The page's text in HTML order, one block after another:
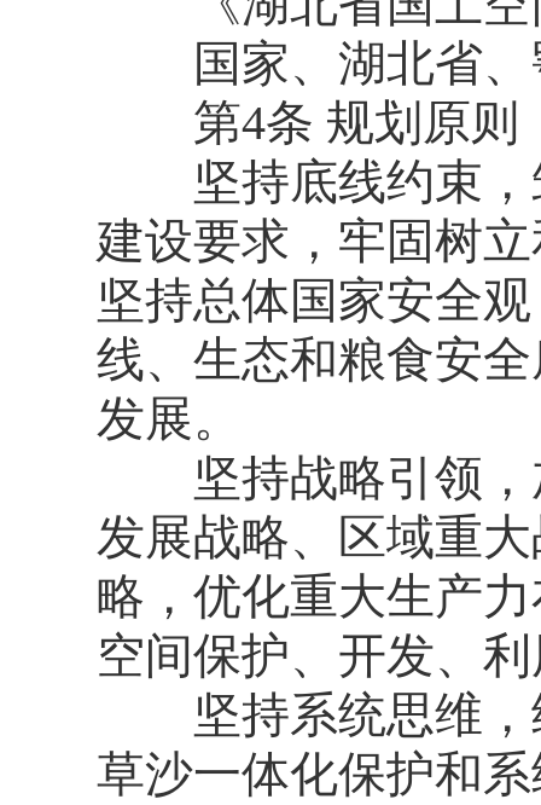
国家、湖北省、
第4条 规划原则
坚持底线约束，
建设要求，牢固树
坚持总体国家安全
线、生态和粮食安
发展。
坚持战略引领，
发展战略、区域重
略，优化重大生产
空间保护、开发、
坚持系统思维，
草沙一体化保护和